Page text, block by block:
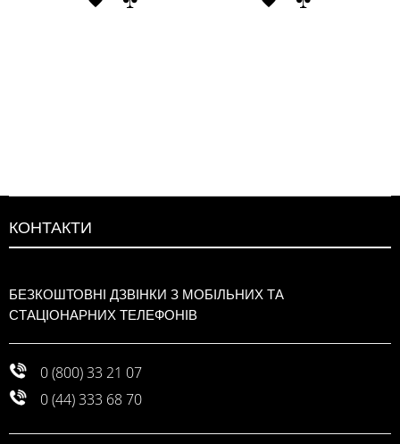
КОНТАКТИ
БЕЗКОШТОВНІ ДЗВІНКИ З МОБІЛЬНИХ ТА
СТАЦІОНАРНИХ ТЕЛЕФОНІВ
0 (800) 33 21 07
0 (44) 333 68 70